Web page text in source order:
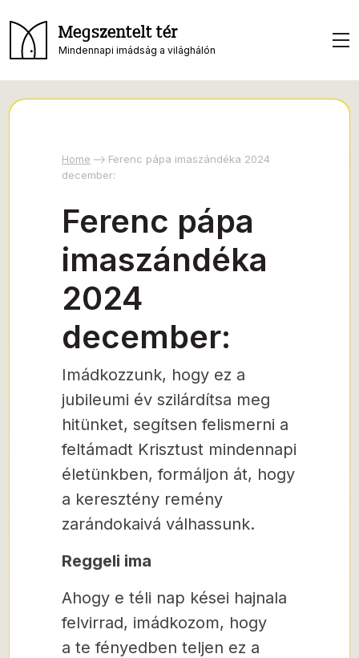
Megszentelt tér
Mindennapi imádság a világhálón
Home
Ferenc pápa imaszándéka 2024
december:
Ferenc pápa
imaszándéka
2024
december:
Imádkozzunk, hogy ez a
jubileumi év szilárdítsa meg
hitünket, segítsen felismerni a
feltámadt Krisztust mindennapi
életünkben, formáljon át, hogy
a keresztény remény
zarándokaivá válhassunk.
Reggeli ima
Ahogy e téli nap kései hajnala
felvirrad, imádkozom, hogy
a te fényedben teljen ez a